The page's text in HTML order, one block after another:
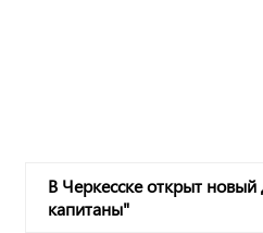
В Черкесске открыт
капитаны"